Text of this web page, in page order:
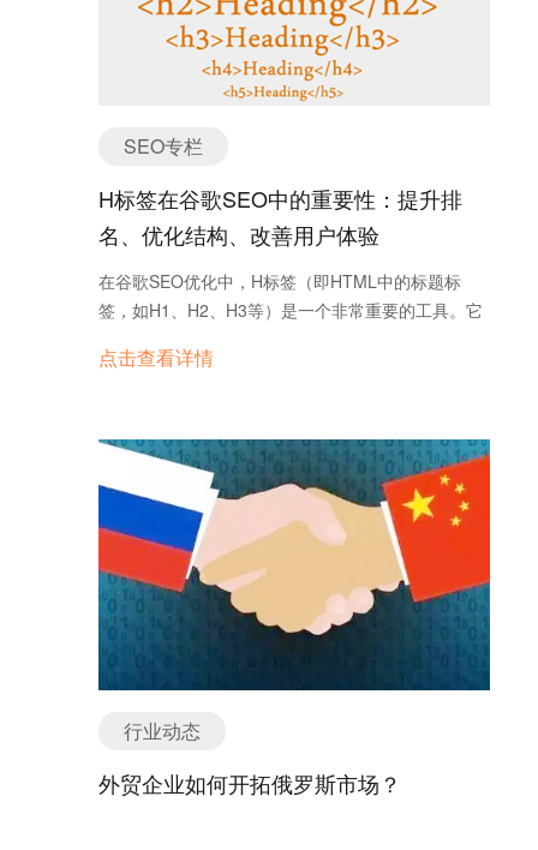
况，Google会让广告内容较好和合理出价的广告主赢
得曝光的机会。 Google AdWords虽然门槛不高，但
是想要真正把它做好却不是件简单的事情，因为广告
活动需要时时检测，且需要一段时间观察才有办法看
果，往往就是不够耐心去等到广告的结果。 在开始你
的Google广告前你必须要确定以下四项： 广告预算
目标客群 关键字出价 广告文案 第一步：计算广告预
算 你需要思考，在每个产品出售的时候，你愿意花多
少钱给帮你打广告的Google呢?也就是每日的广告预
算。 初次投入广告的话，你可以粗略的规划下广告预
少，待有详细的数据之后，再来根据千次点击的转化
字规划工具帮助广告主进行资料搜集。在使用关键字
规划工具之前，你必须有一个实际的网站，接着先设
置一个没有在跑的广告活动，绑住信用卡帐号等资
讯，才可以开始使用关键字规划工具。 透过关键字规
划工具，你可以找到合适的广告关键字，甚至你在现
有广告活动中添加额外的关键字，看到过去该关键字
或词曲的广告表现，预估关键字广告的表现，从中了
解出价策略。 这样便能够精确的剔除竞争度非常高的
广告在某些方面来讲只是花钱让你的网站拥有更多的
你网站的人购买你的商品或者是服务，如果网站页面
SEO专栏
H标签在谷歌SEO中的重要性：提升排
名、优化结构、改善用户体验
在谷歌SEO优化中，H标签（即HTML中的标题标
签，如H1、H2、H3等）是一个非常重要的工具。它
的理解，还能改善用户体验，从而帮助提升网页在搜
一就是帮助我们组织网页内容，让页面看起来更有条
理。对于用户来说，清晰的页面结构能让他们快速找
到想要的信息，从而提升用户体验。而谷歌也更喜欢
结构化的内容，因为它帮助搜索引擎快速抓取页面信
息。 例如，H1标签通常用来标记网页的主标题，它
概括了页面的核心内容。接下来的H2、H3标签可以
用于划分不同的章节或小节，帮助用户快速扫描页
面。结构清晰、层次分明的页面不仅能吸引用户停留
时间，还能减少跳出率，这对SEO排名是非常有益
H标签来理解页面的内容结构。比如，H1标签通常表
示页面的主题，而H2、H3等副标题则表示该页面的
子主题和细节。这种清晰的层次结构不仅帮助用户浏
点击查看详情
行业动态
外贸企业如何开拓俄罗斯市场？